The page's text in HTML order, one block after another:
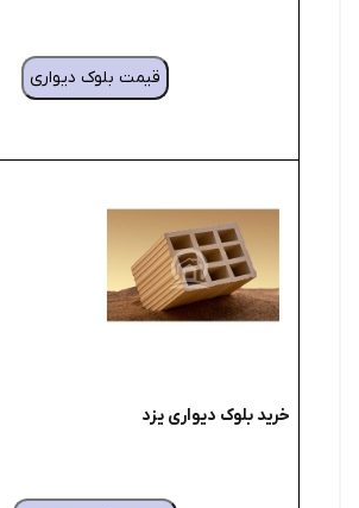
قیمت بلوک دیواری
خرید بلوک دیواری یزد